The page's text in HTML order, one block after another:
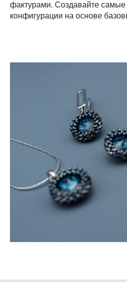
фактурами. Создавайте
конфигурации на основе